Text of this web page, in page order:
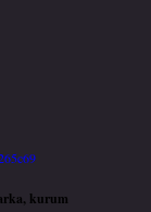
kurum